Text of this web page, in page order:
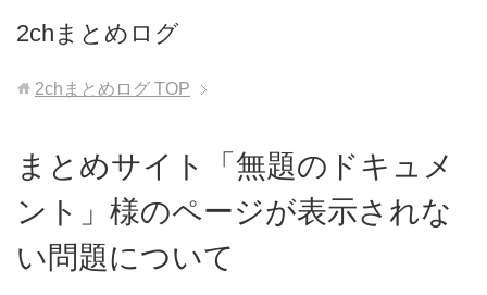
2chまとめログ
2chまとめログ TOP
まとめサイト「無題のドキュメ
ント」様のページが表示されな
い問題について